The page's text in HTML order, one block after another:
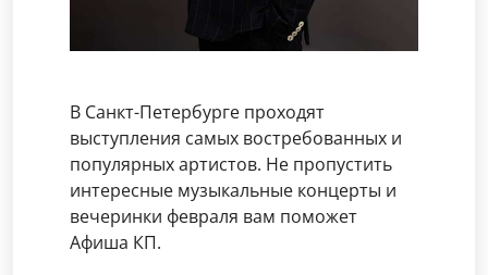
В Санкт-Петербурге проходят
выступления самых востребованных и
популярных артистов. Не пропустить
интересные музыкальные концерты и
вечеринки февраля вам поможет
Афиша КП.